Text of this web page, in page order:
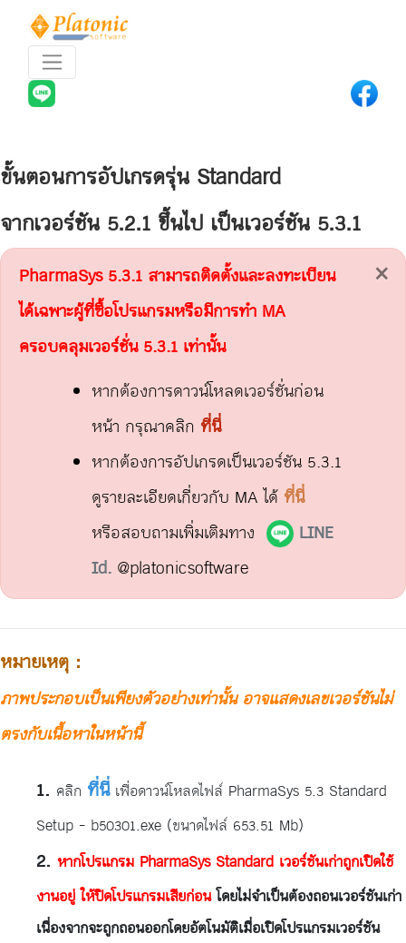
ขั้นตอนการอัปเกรดรุ่น Standard
จากเวอร์ชัน 5.2.1 ขึ้นไป เป็นเวอร์ชัน 5.3.1
×
PharmaSys 5.3.1 สามารถติดตั้งและลงทะเบียน
ได้เฉพาะผู้ที่ซื้อโปรแกรมหรือมีการทำ MA
ครอบคลุมเวอร์ชั่น 5.3.1 เท่านั้น
หากต้องการดาวน์โหลดเวอร์ชั่นก่อน
หน้า กรุณาคลิก ที่นี่
หากต้องการอัปเกรดเป็นเวอร์ชัน 5.3.1
ดูรายละเอียดเกี่ยวกับ MA ได้ ที่นี่
หรือสอบถามเพิ่มเติมทาง
LINE
Id. @platonicsoftware
หมายเหตุ :
ภาพประกอบเป็นเพียงตัวอย่างเท่านั้น อาจแสดงเลขเวอร์ชันไม่
ตรงกับเนื้อหาในหน้านี้
คลิก ที่นี่เพื่อดาวน์โหลดไฟล์ PharmaSys 5.3 Standard
Setup - b50301.exe (ขนาดไฟล์ 653.51 Mb)
หากโปรแกรม PharmaSys Standard เวอร์ชันเก่าถูกเปิดใช้
งานอยู่ ให้ปิดโปรแกรมเสียก่อนโดยไม่จำเป็นต้องถอนเวอร์ชันเก่า
เนื่องจากจะถูกถอนออกโดยอัตโนมัติเมื่อเปิดโปรแกรมเวอร์ชัน